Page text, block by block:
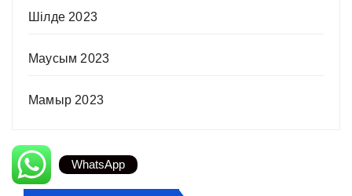
Шілде 2023
Маусым 2023
Мамыр 2023
WhatsApp